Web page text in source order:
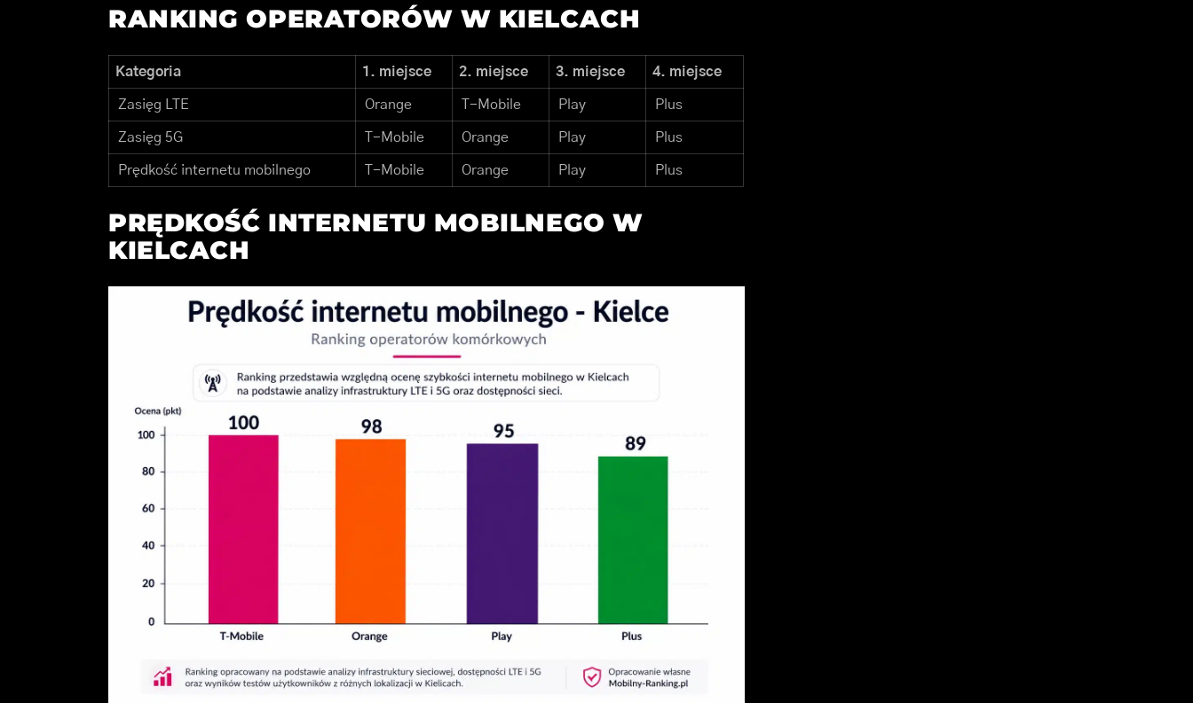
RANKING OPERATORÓW W KIELCACH
Kategoria 1. miejsce 2. miejsce 3. miejsce 4. miejsce
Zasięg LTE Orange T-Mobile Play Plus
Zasięg 5G T-Mobile Orange Play Plus
Prędkość internetu mobilnego T-Mobile Orange Play Plus
PRĘDKOŚĆ INTERNETU MOBILNEGO W
KIELCACH